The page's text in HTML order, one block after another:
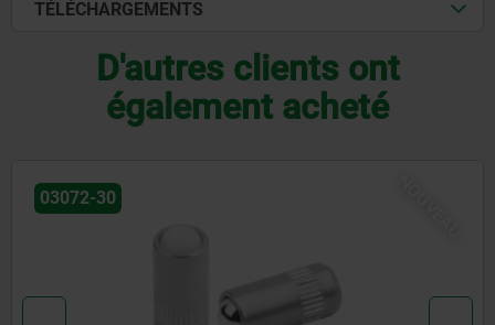
TÉLÉCHARGEMENTS
D'autres clients ont
également acheté
03072-20